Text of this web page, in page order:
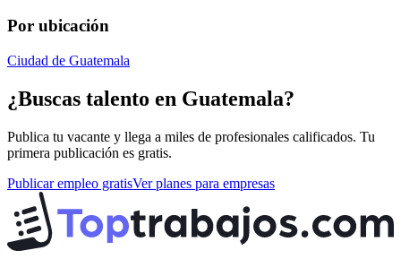
Por ubicación
Ciudad de Guatemala
¿Buscas talento en Guatemala?
Publica tu vacante y llega a miles de profesionales calificados. Tu
primera publicación es gratis.
Publicar empleo gratisVer planes para empresas